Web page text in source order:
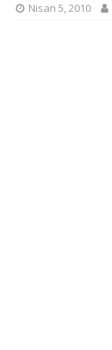
Nisan 5, 2010